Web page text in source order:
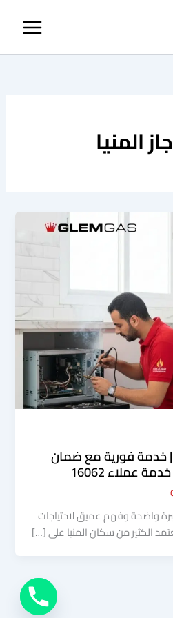
المنيا
| خدمة فورية مع ضمان
عملاء 16062
واضحة وفهم عميق لاحتياجات
الكثير من سكان المنيا على […]